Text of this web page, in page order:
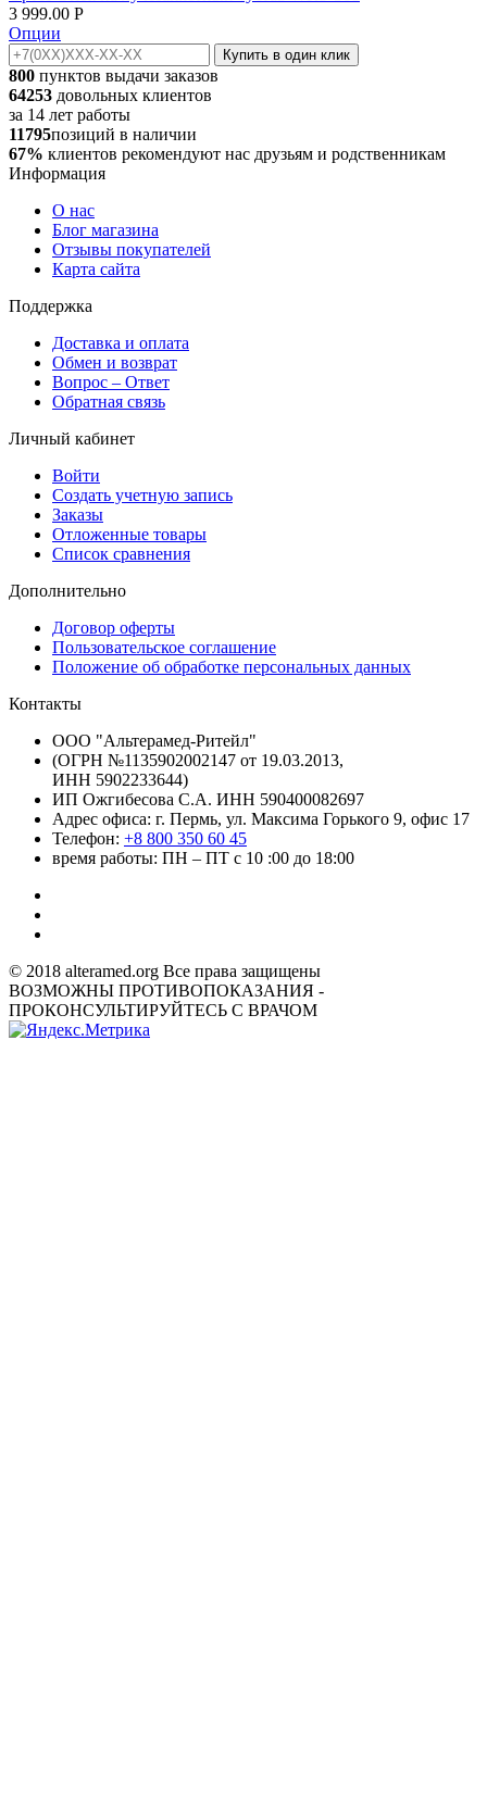
3 999.00 Р
Опции
Купить в один клик
800 пунктов выдачи заказов
64253 довольных клиентов
за 14 лет работы
11795позиций в наличии
67% клиентов рекомендуют нас друзьям и родственникам
Информация
О нас
Блог магазина
Отзывы покупателей
Карта сайта
Поддержка
Доставка и оплата
Обмен и возврат
Вопрос – Ответ
Обратная связь
Личный кабинет
Войти
Создать учетную запись
Заказы
Отложенные товары
Список сравнения
Дополнительно
Договор оферты
Пользовательское соглашение
Положение об обработке персональных данных
Контакты
ООО "Альтерамед-Ритейл"
(ОГРН №1135902002147 от 19.03.2013,
ИНН 5902233644)
ИП Ожгибесова С.А. ИНН 590400082697
Адрес офиса: г. Пермь, ул. Максима Горького 9, офис 17
Телефон: +8 800 350 60 45
время работы: ПН – ПТ с 10 :00 до 18:00
© 2018 alteramed.org Все права защищены
ВОЗМОЖНЫ ПРОТИВОПОКАЗАНИЯ -
ПРОКОНСУЛЬТИРУЙТЕСЬ С ВРАЧОМ